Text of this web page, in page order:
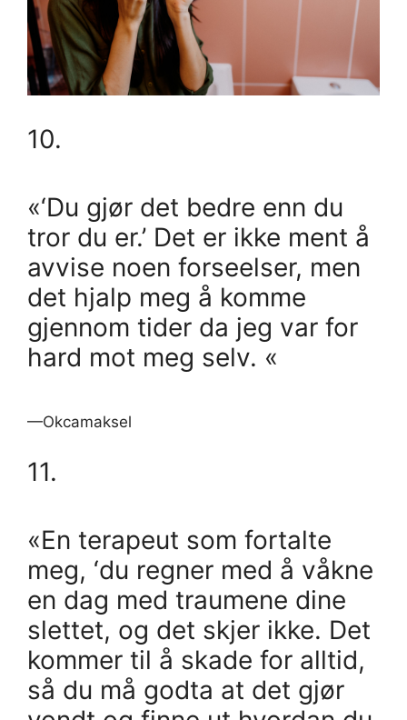
10.
«‘Du gjør det bedre enn du
tror du er.’ Det er ikke ment å
avvise noen forseelser, men
det hjalp meg å komme
gjennom tider da jeg var for
hard mot meg selv. «
—Okcamaksel
11.
«En terapeut som fortalte
meg, ‘du regner med å våkne
en dag med traumene dine
slettet, og det skjer ikke. Det
kommer til å skade for alltid,
så du må godta at det gjør